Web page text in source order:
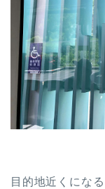
目的地近くにな